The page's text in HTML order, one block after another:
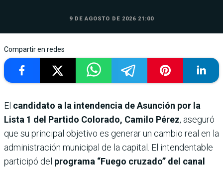
9 DE AGOSTO DE 2026 21:00
Compartir en redes
El candidato a la intendencia de Asunción por la
Lista 1 del Partido Colorado, Camilo Pérez, aseguró
que su principal objetivo es generar un cambio real en la
administración municipal de la capital. El intendentable
participó del programa “Fuego cruzado” del canal